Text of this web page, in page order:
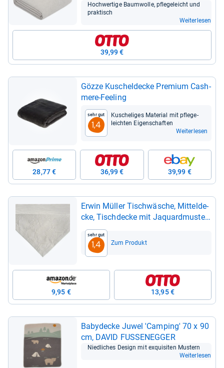
Hoch­wer­tige Baum­wolle, pfle­ge­leicht und
prak­tisch
Weiterlesen
39,99 €
Gözze Kuschel­de­cke Pre­mium Cas­h­
mere-​Fee­ling
Sehr gut
1,4
Kusche­li­ges Mate­rial mit pfle­ge­
leich­ten Eigen­schaf­ten
Weiterlesen
28,77 € 36,99 € 39,99 €
Erwin Mül­ler Tischwä­sche, Mit­tel­de­
cke, Tisch­de­cke mit Jaquard­mus­ter,
Serie Arns­berg hell­grau Größe 80x80
cmSehr gut
1,4 Zum Produkt
9,95 € 13,95 €
Baby­de­cke Juwel 'Cam­ping' 70 x 90
cm, DAVID FUS­SE­NEG­GER
Nied­li­ches Design mit exqui­si­ten Mus­tern
Weiterlesen